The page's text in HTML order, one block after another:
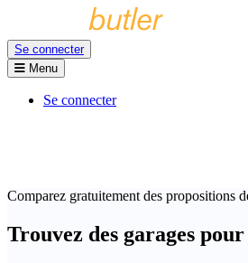
Se connecter
Menu
Se connecter
Comparez gratuitement des propositions
Trouvez des garages